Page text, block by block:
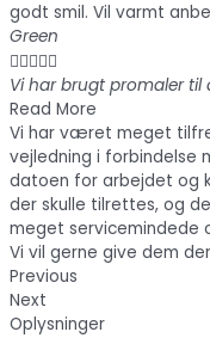
godt smil. Vil varmt
Green

Vi har brugt promaler til
Read More
Vi har været meget
vejledning i forbindelse
datoen for arbejdet og
der skulle tilrettes, og
meget servicemindede
Vi vil gerne give dem
Previous
Next
Oplysninger